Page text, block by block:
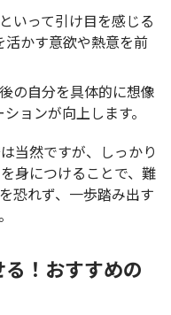
いって引け目を感じる
かす意欲や熱意を前
の自分を具体的に想像
ョンが向上します。
当然ですが、しっかり
身につけることで、難
恐れず、一歩踏み出す
！おすすめの